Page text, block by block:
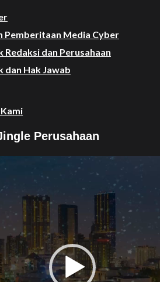
Pemberitaan Media Cyber
Redaksi dan Perusahaan
dan Hak Jawab
Perusahaan